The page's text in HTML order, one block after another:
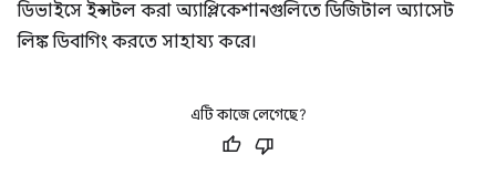
ডিভাইসে ইন্সটল করা অ্যাপ্লিকেশানগুলিতে ডিজিটাল অ্যাসেট
লিঙ্ক ডিবাগিং করতে সাহায্য করে।
এটি কাজে লেগেছে?